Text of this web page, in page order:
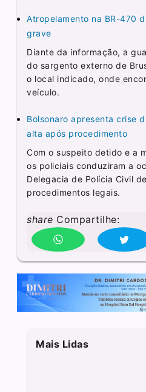
Atropelamento na BR-470
grave
Diante da informação, a
do sargento externo de
o local indicado, onde
veículo.
Bolsonaro apresenta crise
alta após procedimento
Com o suspeito detido e a
os policiais conduziram a
Delegacia de Polícia Civil
procedimentos legais.
share Compartilhe:
Mais Lidas